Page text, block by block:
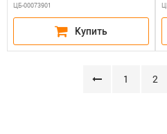
ЦБ-00073901
1 2